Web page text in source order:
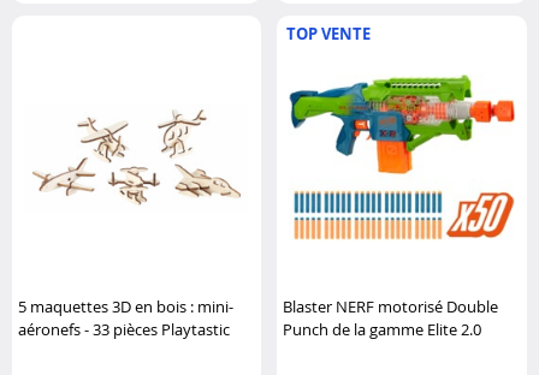
5 maquettes 3D en bois : mini-
aéronefs - 33 pièces Playtastic
TOP VENTE
Blaster NERF motorisé Double
Punch de la gamme Elite 2.0